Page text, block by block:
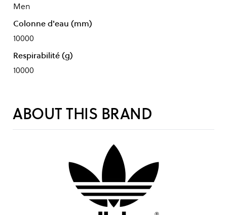
Men
Colonne d'eau (mm)
10000
Respirabilité (g)
10000
ABOUT THIS BRAND